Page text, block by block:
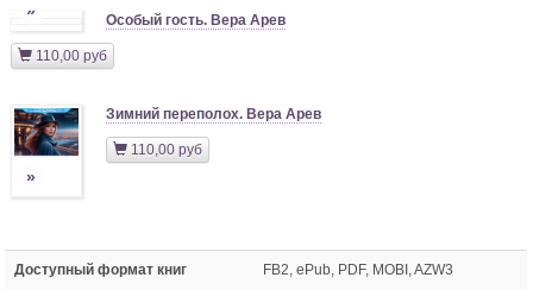
» Особый гость. Вера Арев
110,00 руб
»
Зимний переполох. Вера Арев
110,00 руб
Доступный формат книг FB2, ePub, PDF, MOBI, AZW3